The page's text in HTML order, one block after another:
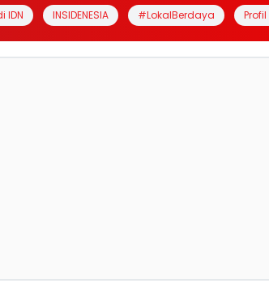
IDN INSIDENESIA #LokalBerdaya